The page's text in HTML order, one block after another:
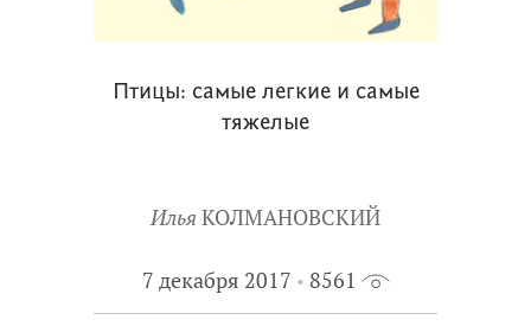
Птицы: самые легкие и самые
тяжелые
Илья КОЛМАНОВСКИЙ
7 декабря 2017 8561